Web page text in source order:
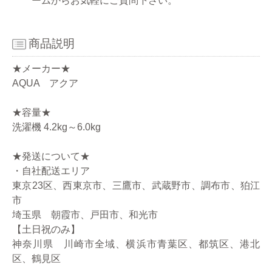
商品説明
★メーカー★
AQUA アクア
★容量★
洗濯機 4.2kg～6.0kg
★発送について★
・自社配送エリア
東京23区、西東京市、三鷹市、武蔵野市、調布市、狛江
市
埼玉県 朝霞市、戸田市、和光市
【土日祝のみ】
神奈川県 川崎市全域、横浜市青葉区、都筑区、港北
区、鶴見区